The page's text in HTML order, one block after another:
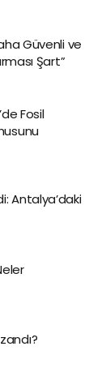
Güvenli ve
Şart”
Fosil
Antalya’daki